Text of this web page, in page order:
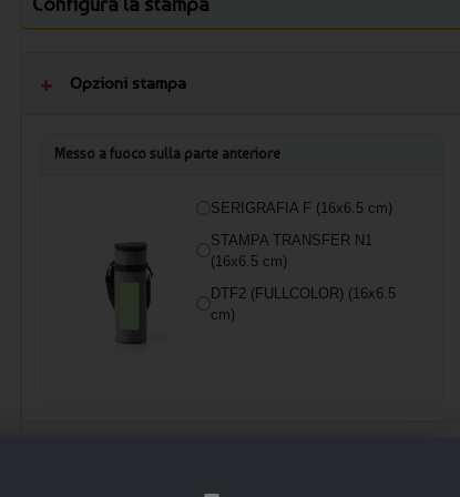
- Spedizione con corriere DHL
Per una visione a 360° del prodotto, visita il link: [Link foto
Opzioni stampa
Messo a fuoco sulla parte anteriore
SERIGRAFIA F (16x6.5 cm)
STAMPA TRANSFER N1
(16x6.5 cm)
DTF2 (FULLCOLOR) (16x6.5
cm)
🛒